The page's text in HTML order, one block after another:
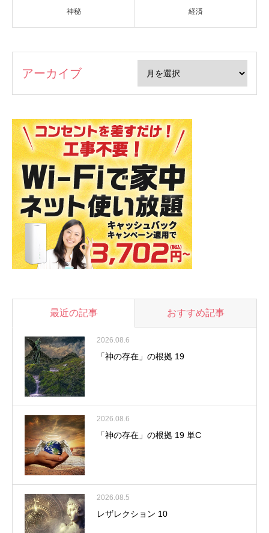
神秘 経済
アーカイブ
最近の記事 おすすめ記事
2026.08.6
「神の存在」の根拠 19
2026.08.6
「神の存在」の根拠 19 単C
2026.08.5
レザレクション 10